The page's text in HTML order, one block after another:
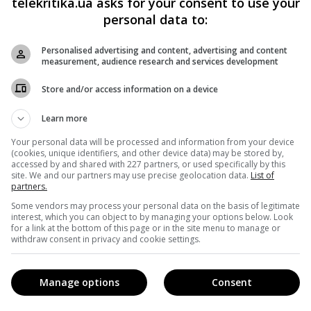
ринг не випустять. «Кожен із учасників весь минулий
з найкращими тренерами України, майстрами
за правилами боксу і ММА», – повідомляють в
Геннадій Попенко і Григорій Герман, музиканти
Павлик. Також у битві зійдуться актриса і
заступника міністра інфраструктури України
Olmeca Plage (м. Київ, Гідропарк, Долобецький
personal data to:
Personalised advertising and content, advertising and content
measurement, audience research and services development
Store and/or access information on a device
Learn more
Your personal data will be processed and information from your device
(cookies, unique identifiers, and other device data) may be stored by,
accessed by and shared with 227 partners, or used specifically by this
site. We and our partners may use precise geolocation data. List of
partners.
Some vendors may process your personal data on the basis of legitimate
interest, which you can object to by managing your options below. Look
for a link at the bottom of this page or in the site menu to manage or
withdraw consent in privacy and cookie settings.
Consent
Manage options